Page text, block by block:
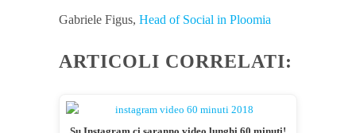
Gabriele Figus, Head of Social in Ploomia
ARTICOLI CORRELATI: